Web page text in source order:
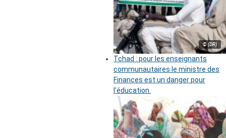
© (DR)
Tchad : pour les enseignants
communautaires le ministre des
Finances est un danger pour
l’éducation.